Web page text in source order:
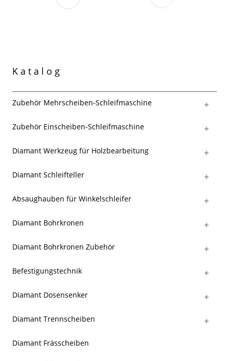
Katalog
Zubehör Mehrscheiben-Schleifmaschine
Zubehör Einscheiben-Schleifmaschine
Diamant Werkzeug für Holzbearbeitung
Diamant Schleifteller
Absaughauben für Winkelschleifer
Diamant Bohrkronen
Diamant Bohrkronen Zubehör
Befestigungstechnik
Diamant Dosensenker
Diamant Trennscheiben
Diamant Frässcheiben